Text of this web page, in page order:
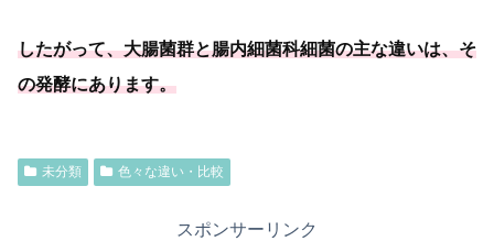
したがって、大腸菌群と腸内細菌科細菌の主な違いは、そ
の発酵にあります。
未分類 色々な違い・比較
スポンサーリンク